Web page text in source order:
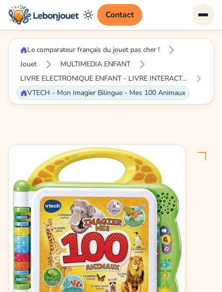
Contact
Le comparateur français du jouet pas cher !
Jouet
MULTIMEDIA ENFANT
LIVRE ELECTRONIQUE ENFANT - LIVRE INTERACTIF ENFANT
VTECH - Mon Imagier Bilingue - Mes 100 Animaux